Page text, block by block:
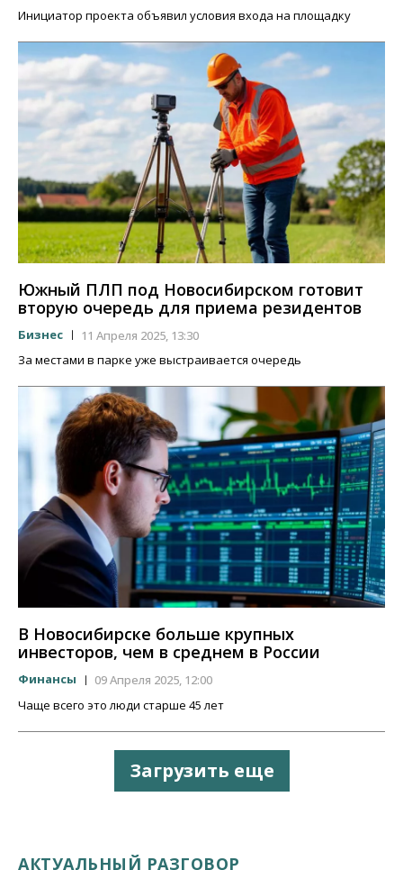
Инициатор проекта объявил условия входа на площадку
Южный ПЛП под Новосибирском готовит
вторую очередь для приема резидентов
Бизнес
11 Апреля 2025, 13:30
За местами в парке уже выстраивается очередь
В Новосибирске больше крупных
инвесторов, чем в среднем в России
Финансы
09 Апреля 2025, 12:00
Чаще всего это люди старше 45 лет
Загрузить еще
АКТУАЛЬНЫЙ РАЗГОВОР